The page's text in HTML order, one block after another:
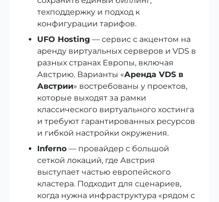
техподдержку и подход к
конфигурации тарифов.
UFO Hosting — сервис с акцентом на
аренду виртуальных серверов и VDS в
разных странах Европы, включая
Австрию. Варианты «Аренда VDS в
Австрии» востребованы у проектов,
которые выходят за рамки
классического виртуального хостинга
и требуют гарантированных ресурсов
и гибкой настройки окружения.
Inferno — провайдер с большой
сеткой локаций, где Австрия
выступает частью европейского
кластера. Подходит для сценариев,
когда нужна инфраструктура «рядом с